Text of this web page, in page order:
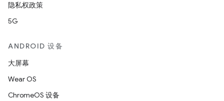
隐私权政策
5G
ANDROID 设备
大屏幕
Wear OS
ChromeOS 设备